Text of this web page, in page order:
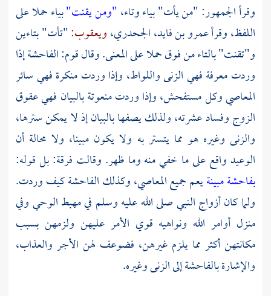
وقرأ الجمهور: "من يأت" بياء وتاء،"ومن يقنت"بياء حملا على
اللفظ، وقرأعمرو بن فايد، الجحدري،ويعقوب:"تأت" بتاءين
و"تقنت" بالتاء من فوق حملا على المعنى. وقال قوم: الفاحشة إذا
وردت معرفة فهي الزنى واللواط، وإذا وردت منكرة فهي سائر
المعاصي وكل مستفحش، وإذا وردت منعوتة بالبيان فهي عقوق
الزوج وفساد عشرته، ولذلك يصفها بالبيان إذ لا يمكن سترها،
والزنى وغيره هو مما يتستر به ولا يكون مبينا، ولا محالة أن
الوعيد واقع على ما خفي منه وما ظهر. وقالت فرقة: بل قوله:
بفاحشة مبينةيعم جميع المعاصي، وكذلك الفاحشة كيف وردت.
ولما كان أزواج النبي صلى الله عليه وسلم في مهبط الوحي وفي
منزل أوامر الله ونواهيه قوي الأمر عليهن ولزمهن بسبب
مكانتهن أكثر مما يلزم غيرهن، فضوعف لهن الأجر والعذاب،
والإشارة بالفاحشة إلى الزنى وغيره.